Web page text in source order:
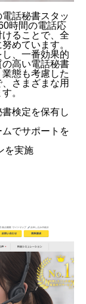
話秘書スタッ
時間の電話応
ることで、全
めています。
、一番効果的
高い電話秘書
態も考慮した
さまざまな用
。
検定を保有し
ムでサポートを
を実施